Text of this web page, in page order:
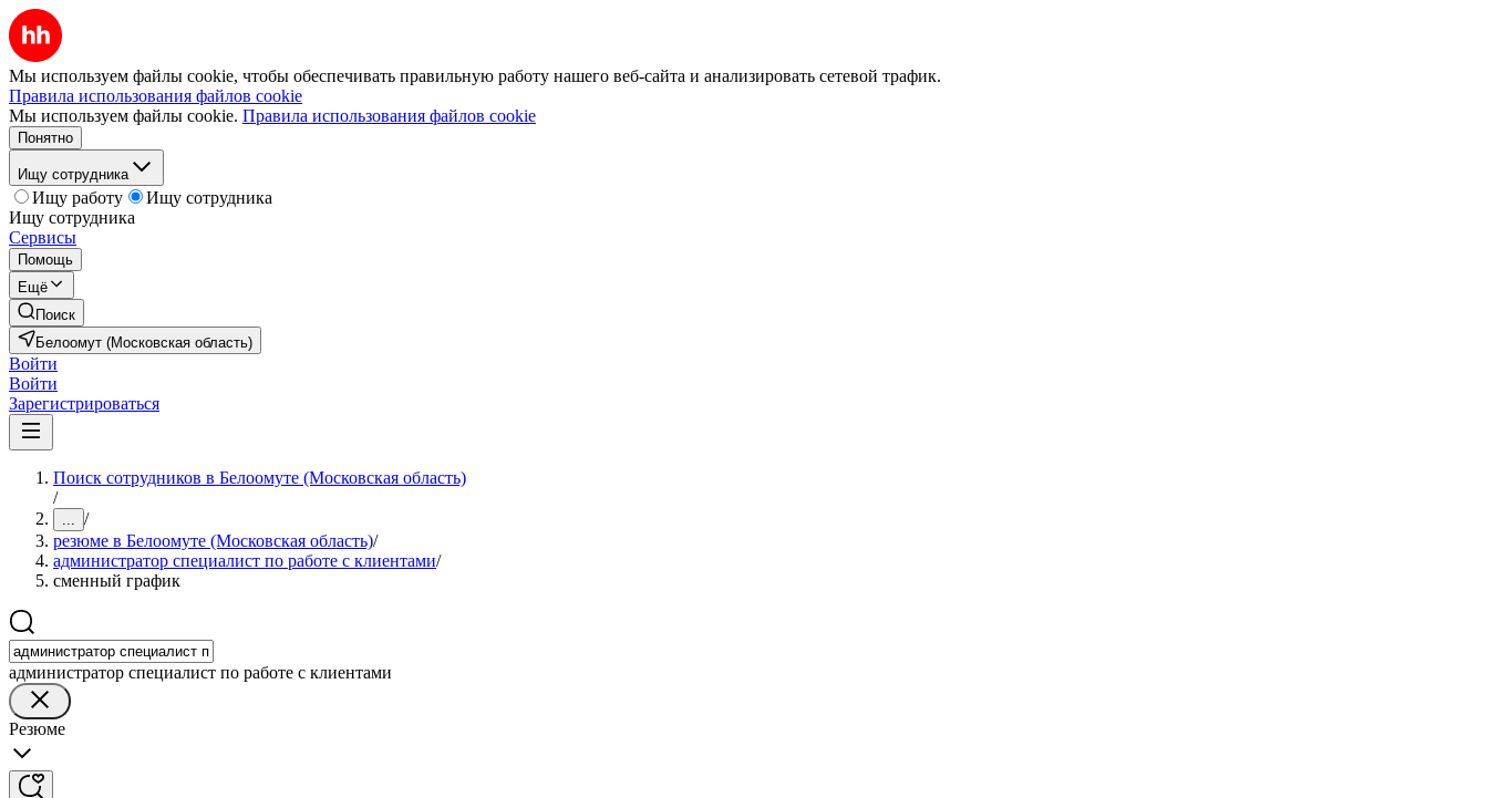
Мы используем файлы cookie, чтобы обеспечивать правильную работу нашего веб-сайта и анализировать сетевой трафик.
Правила использования файлов cookie
Мы используем файлы cookie. Правила использования файлов cookie
Понятно
Ищу сотрудника
Ищу работу
Ищу сотрудника
Ищу сотрудника
Сервисы
Помощь
Ещё
Поиск
Белоомут (Московская область)
Войти
Войти
Зарегистрироваться
Поиск сотрудников в Белоомуте (Московская область)
/
... /
резюме в Белоомуте (Московская область)/
администратор специалист по работе с клиентами/
сменный график
администратор специалист по работе с клиентами
Резюме